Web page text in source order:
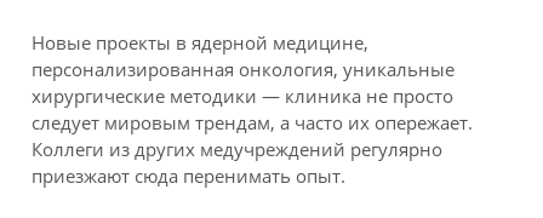
Новые проекты в ядерной медицине,
персонализированная онкология, уникальные
хирургические методики — клиника не просто
следует мировым трендам, а часто их опережает.
Коллеги из других медучреждений регулярно
приезжают сюда перенимать опыт.